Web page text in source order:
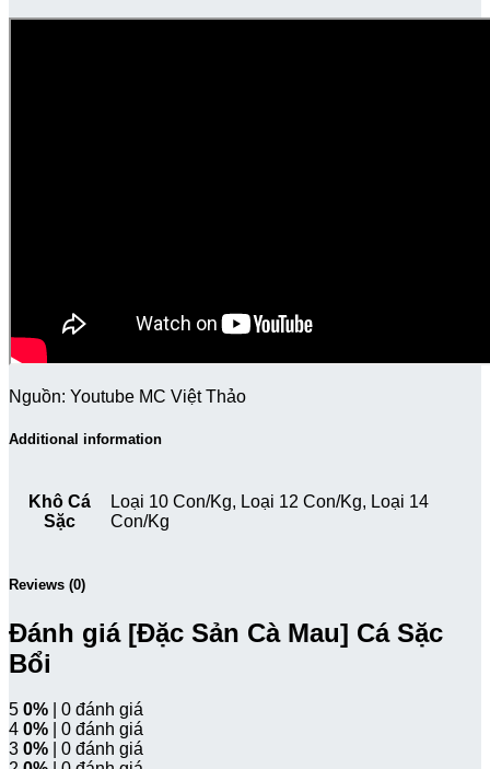
Nguồn: Youtube MC Việt Thảo
Additional information
Khô Cá
Sặc
Loại 10 Con/Kg, Loại 12 Con/Kg, Loại 14
Con/Kg
Reviews (0)
Đánh giá [Đặc Sản Cà Mau] Cá Sặc
Bổi
5 0% | 0 đánh giá
4 0% | 0 đánh giá
3 0% | 0 đánh giá